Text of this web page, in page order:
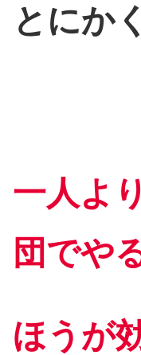
とにか
一人よ
団でや
ほうが